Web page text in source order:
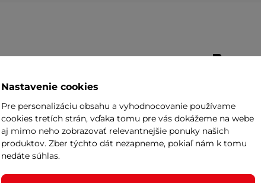
Safeje skvelou pomôckou pre
vo vode. Poskytujepotrebnú oporu
deťom osvojiť si správnu techniku
ergonomickému tvaru
pobytu v bazéne.
Materiál
Dĺžka
Nastavenie cookies
Pre personalizáciu obsahu a vyhodnocovanie používame
cookies tretích strán, vďaka tomu pre vás dokážeme na webe
aj mimo neho zobrazovať relevantnejšie ponuky našich
produktov. Zber týchto dát nezapneme, pokiaľ nám k tomu
nedáte súhlas.